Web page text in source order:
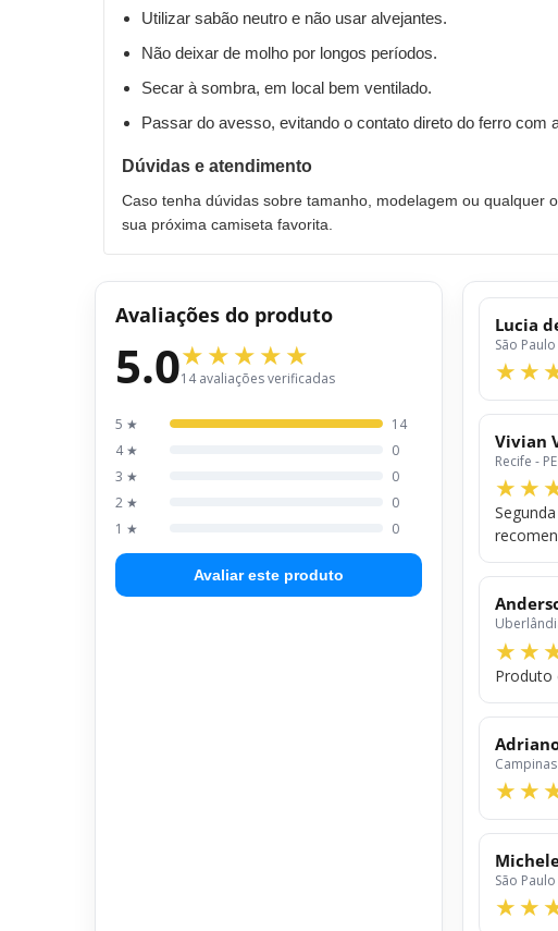
Utilizar sabão neutro e não usar alvejantes.
Não deixar de molho por longos períodos.
Secar à sombra, em local bem ventilado.
Passar do avesso, evitando o contato direto do ferro com
Dúvidas e atendimento
Caso tenha dúvidas sobre tamanho, modelagem ou
sua próxima camiseta favorita.
Avaliações do produto
5.014 avaliações verificadas
5 ★
14
4 ★
0
3 ★
0
2 ★
0
1 ★
0
Avaliar este produto
Lucia
São Paulo
Vivian
Recife - PE
Produto
Campinas
São Paulo